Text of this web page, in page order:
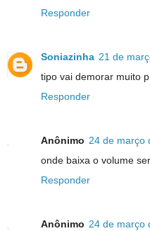
Responder
Soniazinha 21 de
tipo vai demorar muito
Responder
Anônimo 24 de março
onde baixa o volume
Responder
Anônimo 24 de março